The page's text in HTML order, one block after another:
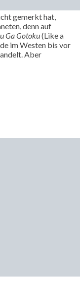
gemerkt hat,
denn auf
Ga Gotoku(Like a
im Westen bis vor
Aber